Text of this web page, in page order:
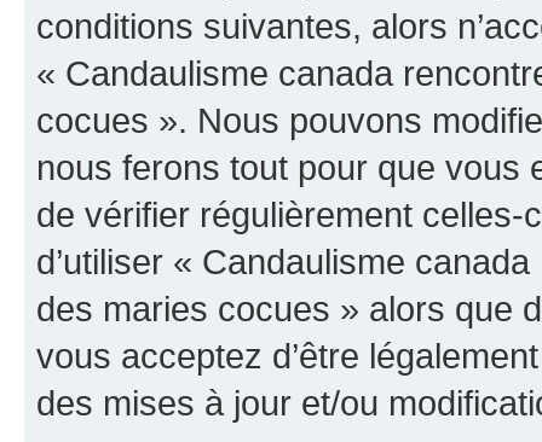
conditions suivantes, alors
« Candaulisme canada
cocues ». Nous pouvons
nous ferons tout pour que vous
de vérifier régulièrement
d’utiliser « Candaulisme
des maries cocues » alors que
vous acceptez d’être
des mises à jour et/ou